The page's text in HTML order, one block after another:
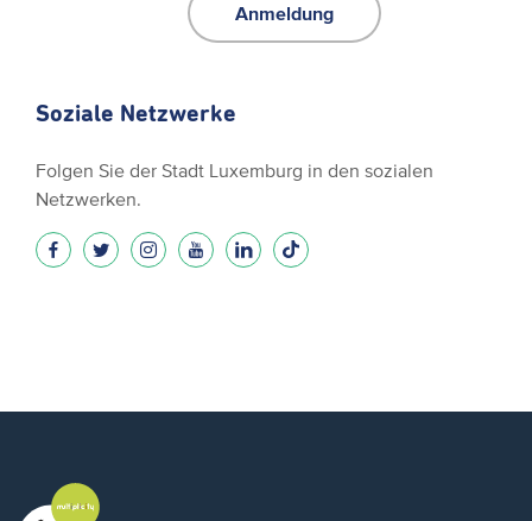
Anmeldung
Soziale Netzwerke
Folgen Sie der Stadt Luxemburg in den sozialen
Netzwerken.